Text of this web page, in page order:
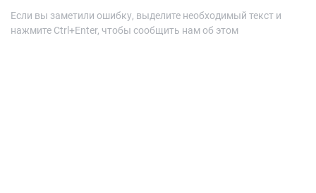
Если вы заметили ошибку, выделите необходимый текст и
нажмите Ctrl+Enter, чтобы сообщить нам об этом